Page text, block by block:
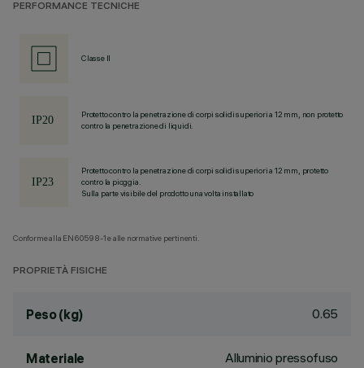
PERFORMANCE TECNICHE
Classe II
Protetto contro la penetrazione di corpi solidi superiori a 12 mm, non protetto
contro la penetrazione di liquidi.
Protetto contro la penetrazione di corpi solidi superiori a 12 mm, protetto
contro la pioggia.
Sulla parte visibile del prodotto una volta installato
Conforme alla EN60598-1 e alle normative pertinenti.
PROPRIETÀ FISICHE
Peso (kg) 0.65
Materiale Alluminio pressofuso